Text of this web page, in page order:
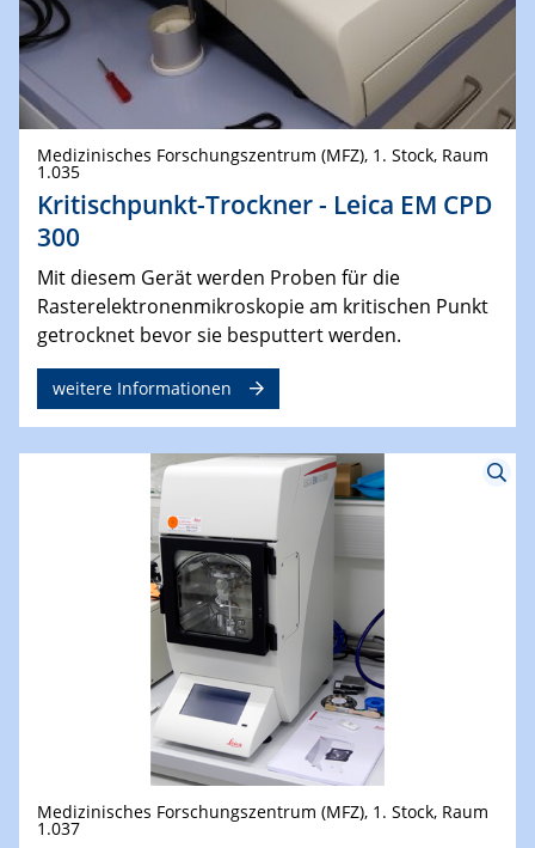
Medizinisches Forschungszentrum (MFZ), 1. Stock, Raum
1.035
Kritischpunkt-Trockner - Leica EM CPD
300
Mit diesem Gerät werden Proben für die
Rasterelektronenmikroskopie am kritischen Punkt
getrocknet bevor sie besputtert werden.
weitere Informationen
Medizinisches Forschungszentrum (MFZ), 1. Stock, Raum
1.037